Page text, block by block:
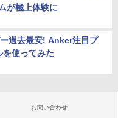
が極上体験に
過去最安! Anker注目プ
を使ってみた
お問い合わせ